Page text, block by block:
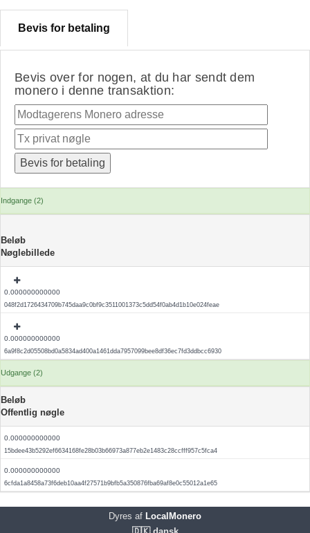
Bevis for betaling
Bevis over for nogen, at du har sendt dem
monero i denne transaktion:
Indgange (2)
Beløb
Nøglebillede
0.000000000000
048f2d1726434709b745daa9c0bf9c3511001373c5dd54f0ab4d1b10e024feae
0.000000000000
6a9f8c2d05508bd0a5834ad400a1461dda7957099bee8df36ec7fd3ddbcc6930
Udgange (2)
Beløb
Offentlig nøgle
0.000000000000
15bdee43b5292ef6634168fe28b03b66973a877eb2e1483c28ccfff957c5fca4
0.000000000000
6cfda1a8458a73f6deb10aa4f27571b9bfb5a350876fba69af8e0c55012a1e65
Dyres af LocalMonero